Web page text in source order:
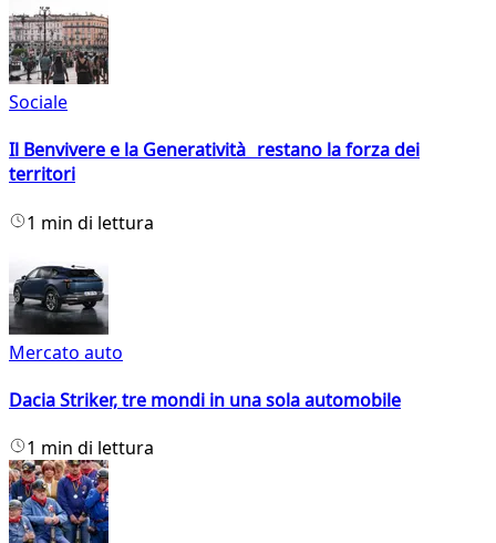
Sociale
Il Benvivere e la Generatività restano la forza dei
territori
1 min di lettura
Mercato auto
Dacia Striker, tre mondi in una sola automobile
1 min di lettura